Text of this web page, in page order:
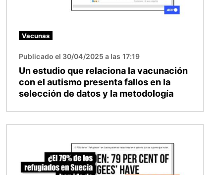
Vacunas
Publicado el 30/04/2025 a las 17:19
Un estudio que relaciona la vacunación
con el autismo presenta fallos en la
selección de datos y la metodología